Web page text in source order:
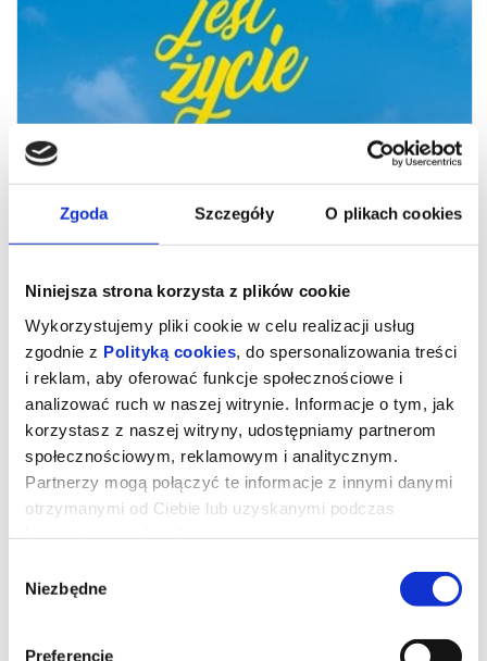
Zgoda Szczegóły O plikach cookies
Niniejsza strona korzysta z plików cookie
Wykorzystujemy pliki cookie w celu realizacji usług
zgodnie z Polityką cookies , do spersonalizowania treści
i reklam, aby oferować funkcje społecznościowe i
analizować ruch w naszej witrynie. Informacje o tym, jak
korzystasz z naszej witryny, udostępniamy partnerom
społecznościowym, reklamowym i analitycznym.
Partnerzy mogą połączyć te informacje z innymi danymi
otrzymanymi od Ciebie lub uzyskanymi podczas
zgody
Niezbędne
Preferencje
TAKIE JEST ŻYCIE
Włochy, 2025, 118 minut
poruszająca historia, która rozgrywa się na słonecznym wybrzeżu
południowej Sardynii. Efisio Mulas, żyjący po swojemu pasterz,